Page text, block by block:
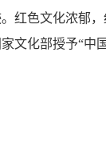
红色文化浓郁
文化部授予“中